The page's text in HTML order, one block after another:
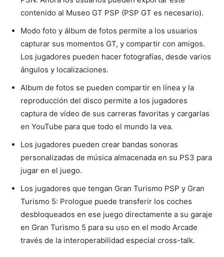
contenido al Museo GT PSP (PSP GT es necesario).
Modo foto y álbum de fotos permite a los usuarios
capturar sus momentos GT, y compartir con amigos.
Los jugadores pueden hacer fotografías, desde varios
ángulos y localizaciones.
Album de fotos se pueden compartir en línea y la
reproducción del disco permite a los jugadores
captura de vídeo de sus carreras favoritas y cargarlas
en YouTube para que todo el mundo la vea.
Los jugadores pueden crear bandas sonoras
personalizadas de música almacenada en su PS3 para
jugar en el juego.
Los jugadores que tengan Gran Turismo PSP y Gran
Turismo 5: Prologue puede transferir los coches
desbloqueados en ese juego directamente a su garaje
en Gran Turismo 5 para su uso en el modo Arcade
través de la interoperabilidad especial cross-talk.